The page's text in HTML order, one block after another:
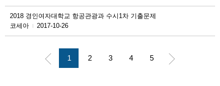
2018 경인여자대학교 항공관광과 수시1차 기출문제
코세아
2017-10-26
1 2 3 4 5